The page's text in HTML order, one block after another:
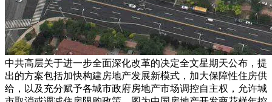
中共高层关于进一步全面深化改革的决定全文星期天公布，提
出的方案包括加快构建房地产发展新模式，加大保障性住房供
给，以及充分赋予各城市政府房地产市场调控自主权，允许城